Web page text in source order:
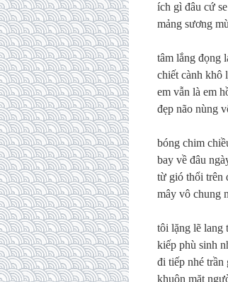
ích gì đâu cứ
mảng sương
tâm lắng đọng
chiết cành khô
em vẫn là em
đẹp não nùng
bóng chim
bay về đâu
từ gió thổi trên
mây vô chung
tôi lặng lẽ lang
kiếp phù sinh
đi tiếp nhé trần
khuôn mặt